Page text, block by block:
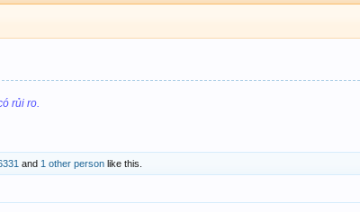
rủi ro.
and 1 other person like this.